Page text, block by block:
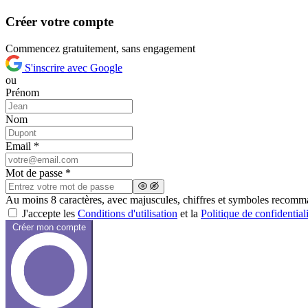
Créer votre compte
Commencez gratuitement, sans engagement
S'inscrire avec Google
ou
Prénom
Nom
Email *
Mot de passe *
Au moins 8 caractères, avec majuscules, chiffres et symboles
J'accepte les Conditions d'utilisation et la Politique de
Créer mon compte